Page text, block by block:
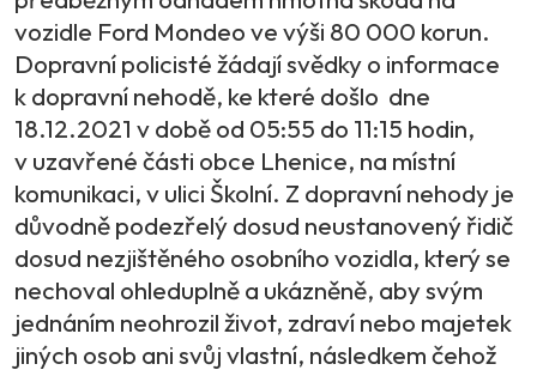
vozidle Ford Mondeo ve výši 80 000 korun.
Dopravní policisté žádají svědky o informace
k dopravní nehodě, ke které došlo dne
18.12.2021 v době od 05:55 do 11:15 hodin,
v uzavřené části obce Lhenice, na místní
komunikaci, v ulici Školní. Z dopravní nehody je
důvodně podezřelý dosud neustanovený řidič
dosud nezjištěného osobního vozidla, který se
nechoval ohleduplně a ukázněně, aby svým
jednáním neohrozil život, zdraví nebo majetek
jiných osob ani svůj vlastní, následkem čehož